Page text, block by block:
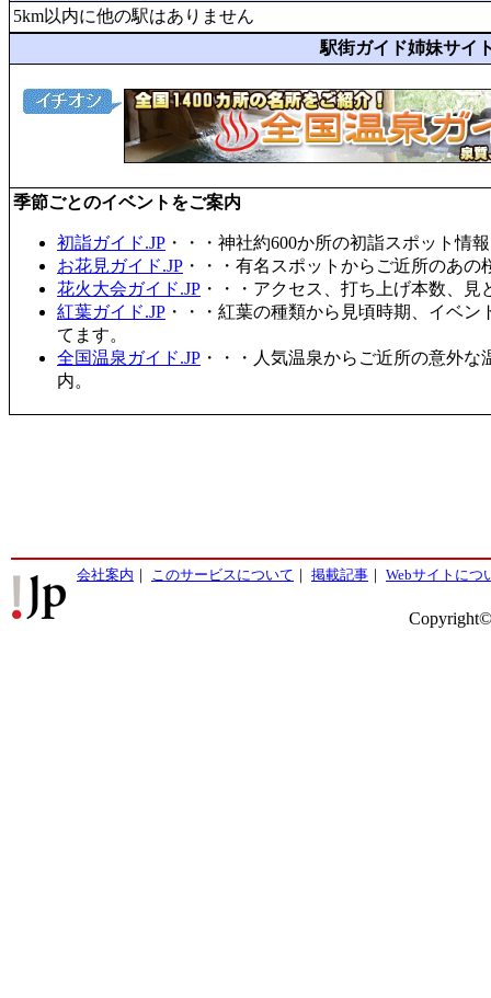
5km以内に他の駅はありません
駅街ガイド姉妹サイ
季節ごとのイベントをご案内
初詣ガイド.JP ・・・神社約600か所の初詣スポット情
お花見ガイド.JP ・・・有名スポットからご近所のあ
花火大会ガイド.JP ・・・アクセス、打ち上げ本数、
紅葉ガイド.JP ・・・紅葉の種類から見頃時期、イベ
てます。
全国温泉ガイド.JP ・・・人気温泉からご近所の意外
内。
会社案内 ｜ このサービスについて ｜ 掲載記事 ｜ Webサイトにつ